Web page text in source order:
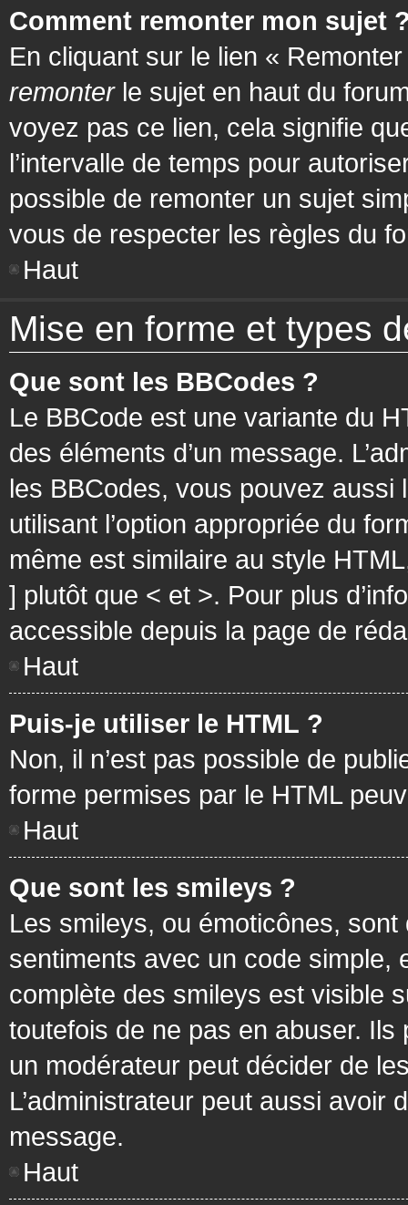
Comment remonter mon sujet
En cliquant sur le lien «
remonterle sujet en haut du
voyez pas ce lien, cela signifie
l’intervalle de temps pour
possible de remonter un sujet
vous de respecter les règles du
Haut
Mise en forme et types
Que sont les BBCodes ?
Le BBCode est une variante du
des éléments d’un message.
les BBCodes, vous pouvez
utilisant l’option appropriée du
même est similaire au style
] plutôt que < et >. Pour plus
accessible depuis la page de
Haut
Puis-je utiliser le HTML ?
Non, il n’est pas possible de
forme permises par le HTML
Haut
Que sont les smileys ?
Les smileys, ou émoticônes,
sentiments avec un code simple,
complète des smileys est visible
toutefois de ne pas en abuser.
un modérateur peut décider de
L’administrateur peut aussi avoir
message.
Haut